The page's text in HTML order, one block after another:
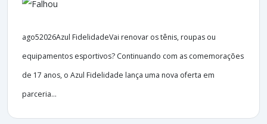
ago52026Azul FidelidadeVai renovar os tênis, roupas ou
equipamentos esportivos? Continuando com as comemorações
de 17 anos, o Azul Fidelidade lança uma nova oferta em
parceria...